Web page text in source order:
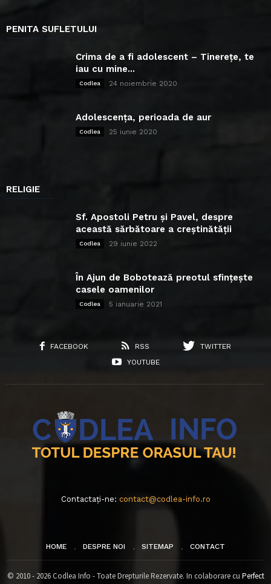
PENITA SUFLETULUI
Crima de a fi adolescent – Tinerețe, te
iau cu mine...
Codlea 24 noiembrie 2020
Adolescența, perioada de aur
Codlea 25 iunie 2020
RELIGIE
Sf. Apostoli Petru și Pavel, despre
această sărbătoare a creștinătății
Codlea 29 iunie 2022
În Ajun de Bobotează preotul sfințește
casele oamenilor
Codlea 5 ianuarie 2021
FACEBOOK RSS
TWITTER
YOUTUBE
Contactați-ne: contact@codlea-info.ro
HOME DESPRE NOI SITEMAP CONTACT
© 2010 - 2026 Codlea Info - Toate Drepturile Rezervate. In colaborare cu Perfect